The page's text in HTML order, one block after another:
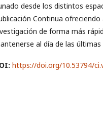
desde los distintos
Continua
de forma más
al día de las
https://doi.org/10.53794/